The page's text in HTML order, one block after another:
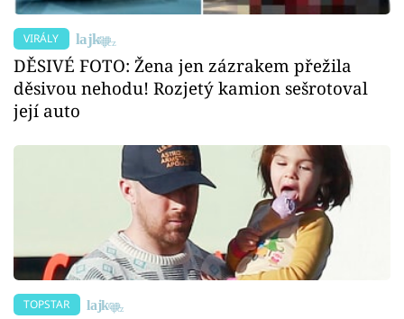
VIRÁLY
DĚSIVÉ FOTO: Žena jen zázrakem přežila
děsivou nehodu! Rozjetý kamion sešrotoval
její auto
TOPSTAR